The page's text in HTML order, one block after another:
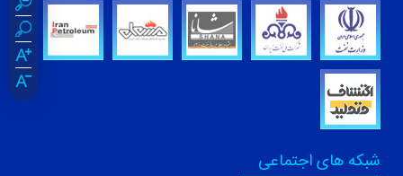
شبکه های اجتماعی